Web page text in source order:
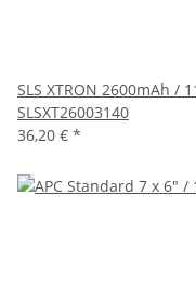
SLS XTRON 2600mAh /
SLSXT26003140
36,20 € *